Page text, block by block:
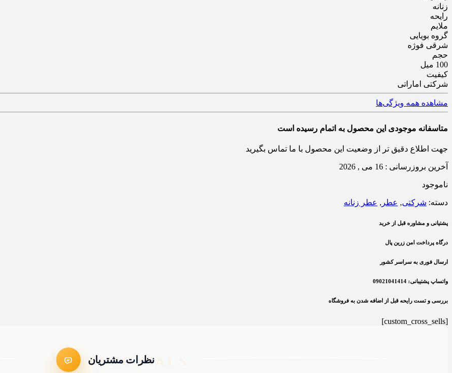
زنانه
رایحه
ملایم
گروه بویایی
شرقی فوژه
حجم
100 میل
کیفیت
شرکتی اماراتی
مشاهده همه ویژگی‌ها
متاسفانه موجودی این محصول به اتمام رسیده است
جهت اطلاع دقیق تر از وضعیت این محصول با ما تماس بگیرید
آخرین بروزرسانی : 16 می , 2026
ناموجود
دسته: شرکتی, عطر , عطر زنانه
پشتیانی و مشاوره قبل از خرید
درگاه پرداخت امن زرین پال
ارسال فوری به سراسر کشور
واتساپ پشتیبانی: 09021041414
بررسی و تست رایحه قبل از اضافه شدن به فروشگاه
[custom_cross_sells]
نظرات مشتریان